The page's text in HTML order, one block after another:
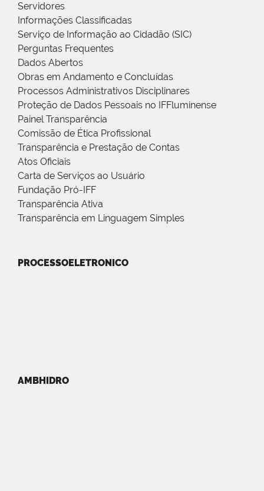
Servidores
Informações Classificadas
Serviço de Informação ao Cidadão (SIC)
Perguntas Frequentes
Dados Abertos
Obras em Andamento e Concluídas
Processos Administrativos Disciplinares
Proteção de Dados Pessoais no IFFluminense
Painel Transparência
Comissão de Ética Profissional
Transparência e Prestação de Contas
Atos Oficiais
Carta de Serviços ao Usuário
Fundação Pró-IFF
Transparência Ativa
Transparência em Linguagem Simples
PROCESSOELETRONICO
AMBHIDRO